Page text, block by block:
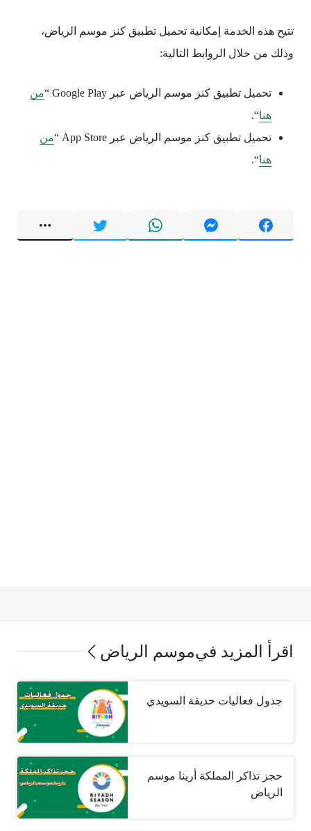
تتيح هذه الخدمة إمكانية تحميل تطبيق كنز موسم الرياض،
وذلك من خلال الروابط التالية:
تحميل تطبيق كنز موسم الرياض عبر Google Play “
من
هنا“.
تحميل تطبيق كنز موسم الرياض عبر App Store “
من
هنا“.
اقرأ المزيد فيموسم الرياض
جدول فعاليات حديقة السويدي
حجز تذاكر المملكة أرينا موسم
الرياض